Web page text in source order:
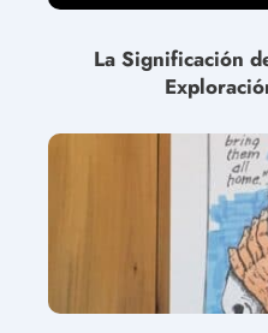
La Significación